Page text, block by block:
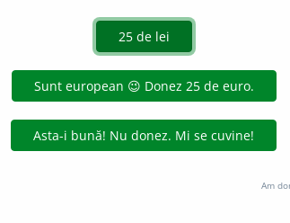
pornire, repulsie, (livr.
acțiuni
© 2004-2026 dexonline (https://
pe acest site, inclusiv prin orice metode de extragere
scris, cu excepția seturilor de date oferite oficial
Am